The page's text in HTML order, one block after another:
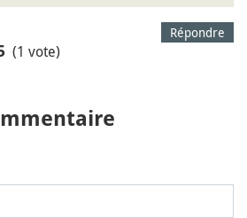
Répondre
(1 vote)